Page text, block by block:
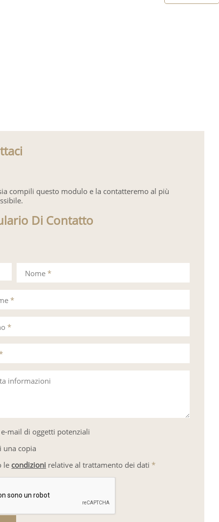
compili questo modulo e la contatteremo al più
Di Contatto
Nome*
*
informazioni
*
mail di oggetti potenziali
una copia
le condizioni relative al trattamento dei dati *